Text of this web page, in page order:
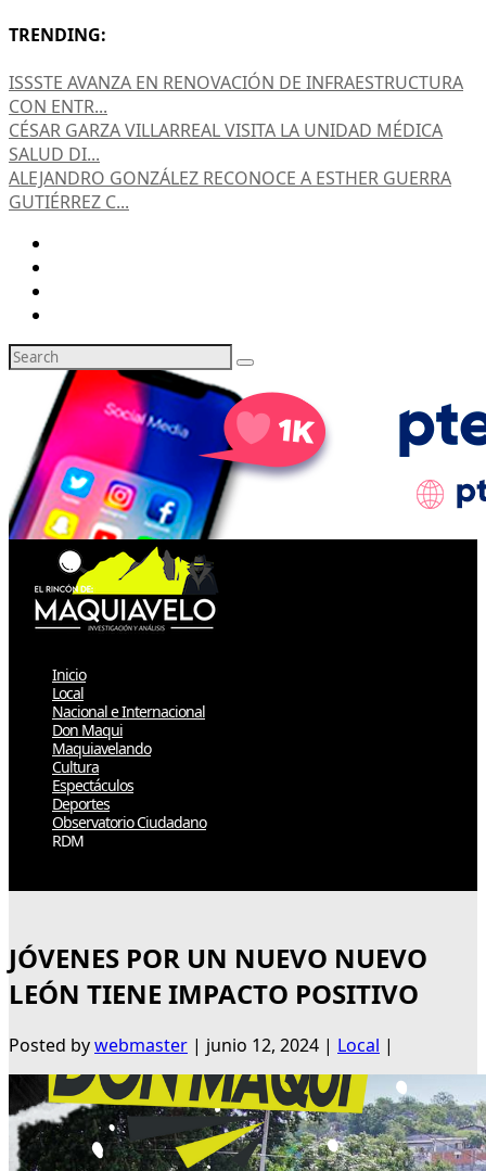
TRENDING:
ISSSTE AVANZA EN RENOVACIÓN DE INFRAESTRUCTURA
CON ENTR...
CÉSAR GARZA VILLARREAL VISITA LA UNIDAD MÉDICA
SALUD DI...
ALEJANDRO GONZÁLEZ RECONOCE A ESTHER GUERRA
GUTIÉRREZ C...
Inicio
Local
Nacional e Internacional
Don Maqui
Maquiavelando
Cultura
Espectáculos
Deportes
Observatorio Ciudadano
RDM
JÓVENES POR UN NUEVO NUEVO
LEÓN TIENE IMPACTO POSITIVO
Posted bywebmaster | junio 12, 2024 | Local |